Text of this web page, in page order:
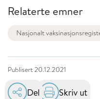
Relaterte emner
Nasjonalt
Publisert20.12.2021
Del Skriv ut